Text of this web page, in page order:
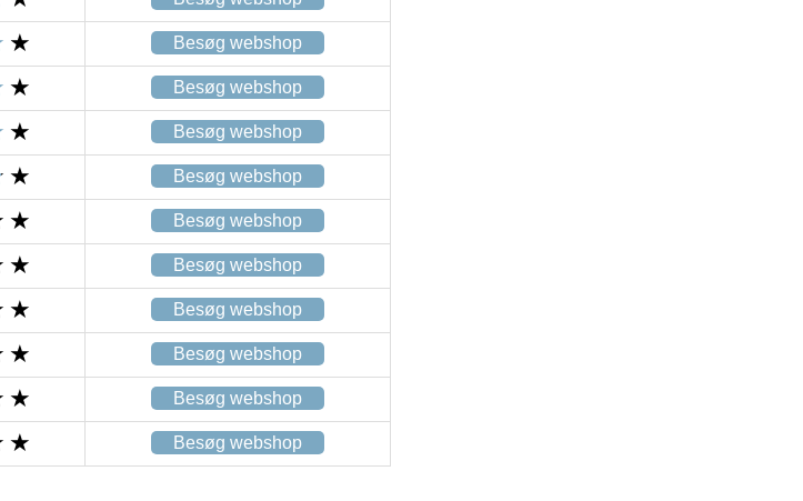
Besøg webshop
Besøg webshop
Besøg webshop
Besøg webshop
Besøg webshop
Besøg webshop
Besøg webshop
Besøg webshop
Besøg webshop
Besøg webshop